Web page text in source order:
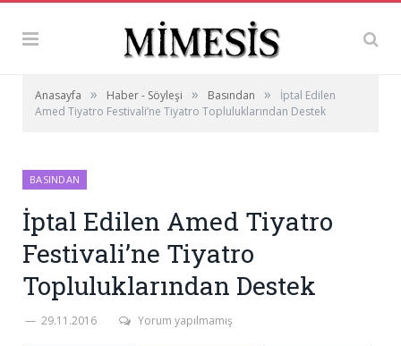
Anasayfa » Haber - Söyleşi » Basından »
İptal Edilen
Amed Tiyatro Festivali’ne Tiyatro Topluluklarından Destek
BASINDAN
İptal Edilen Amed Tiyatro
Festivali’ne Tiyatro
Topluluklarından Destek
29.11.2016 Yorum yapılmamış